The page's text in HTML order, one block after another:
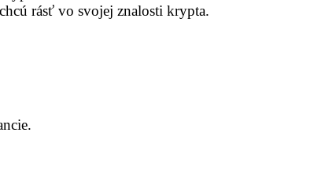
rásť vo svojej znalosti krypta.